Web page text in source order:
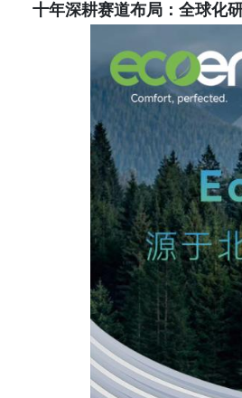
十年深耕赛道布局：全球化